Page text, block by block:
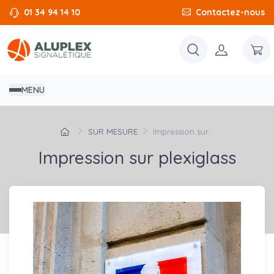
01 34 94 14 10 Contactez-nous
MENU
SUR MESURE Impression sur...
Impression sur plexiglass